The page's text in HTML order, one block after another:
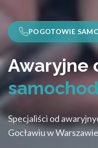
POGOTOWIE
Awaryjne
Specjaliści od
Gocławiu w